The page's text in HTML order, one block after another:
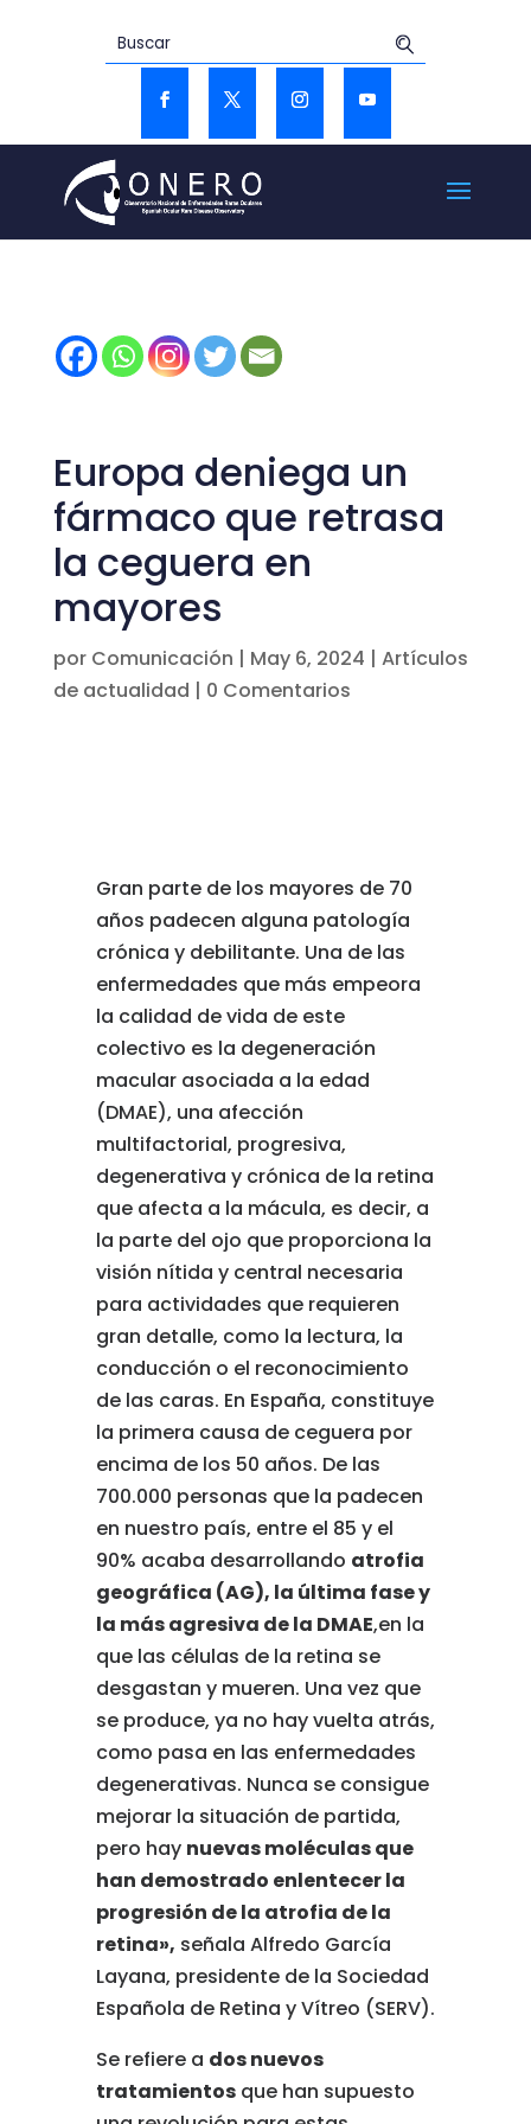
Europa deniega un
fármaco que retrasa
la ceguera en
mayores
por Comunicación | May 6, 2024 | Artículos
de actualidad | 0 Comentarios
Gran parte de los mayores de 70
años padecen alguna patología
crónica y debilitante. Una de las
enfermedades que más empeora
la calidad de vida de este
colectivo es la degeneración
macular asociada a la edad
(DMAE), una afección
multifactorial, progresiva,
degenerativa y crónica de la retina
que afecta a la mácula, es decir, a
la parte del ojo que proporciona la
visión nítida y central necesaria
para actividades que requieren
gran detalle, como la lectura, la
conducción o el reconocimiento
de las caras. En España, constituye
la primera causa de ceguera por
encima de los 50 años. De las
700.000 personas que la padecen
en nuestro país, entre el 85 y el
90% acaba desarrollando atrofia
geográfica (AG), la última fase y
la más agresiva de la DMAE,en la
que las células de la retina se
desgastan y mueren. Una vez que
se produce, ya no hay vuelta atrás,
como pasa en las enfermedades
degenerativas. Nunca se consigue
mejorar la situación de partida,
pero hay nuevas moléculas que
han demostrado enlentecer la
progresión de la atrofia de la
retina», señala Alfredo García
Layana, presidente de la Sociedad
Española de Retina y Vítreo (SERV).
Se refiere a dos nuevos
tratamientosque han supuesto